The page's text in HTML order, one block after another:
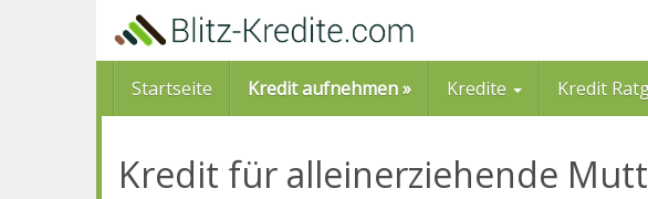
Startseite Kredit aufnehmen » Kredite Kredit
Kredit für alleinerziehende